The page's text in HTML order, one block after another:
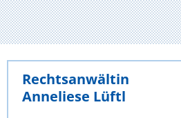
Rechtsanwältin
Anneliese Lüftl